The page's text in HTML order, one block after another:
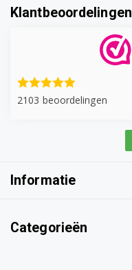
Klantbeoordelingen
2103 beoordelingen
Informatie
Categorieën